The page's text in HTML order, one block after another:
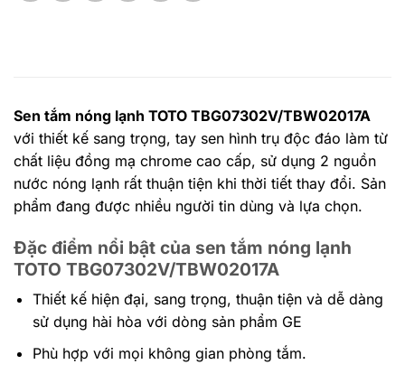
Sen tắm nóng lạnh TOTO TBG07302V/TBW02017A
với thiết kế sang trọng, tay sen hình trụ độc đáo làm từ
chất liệu đồng mạ chrome cao cấp, sử dụng 2 nguồn
nước nóng lạnh rất thuận tiện khi thời tiết thay đổi. Sản
phẩm đang được nhiều người tin dùng và lựa chọn.
Đặc điểm nổi bật của sen tắm nóng lạnh
TOTO TBG07302V/TBW02017A
Thiết kế hiện đại, sang trọng, thuận tiện và dễ dàng
sử dụng hài hòa với dòng sản phẩm GE
Phù hợp với mọi không gian phòng tắm.